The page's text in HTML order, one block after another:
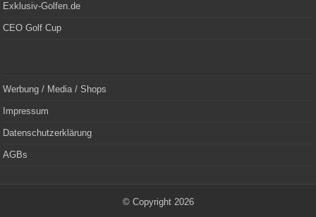
Exklusiv-Golfen.de
CEO Golf Cup
Werbung / Media / Shops
Impressum
Datenschutzerklärung
AGBs
© Copyright 2026